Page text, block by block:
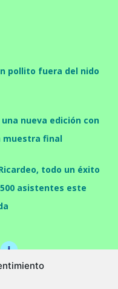
pollito fuera del nido
nueva edición con
muestra final
todo un éxito
asistentes este